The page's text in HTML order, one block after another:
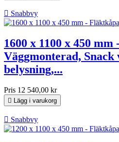
 Snabbvy
1600 x 1100 x 450
Väggmonterad, Snack
belysning,...
Pris 12 540,00 kr
 Lägg i varukorg
 Snabbvy